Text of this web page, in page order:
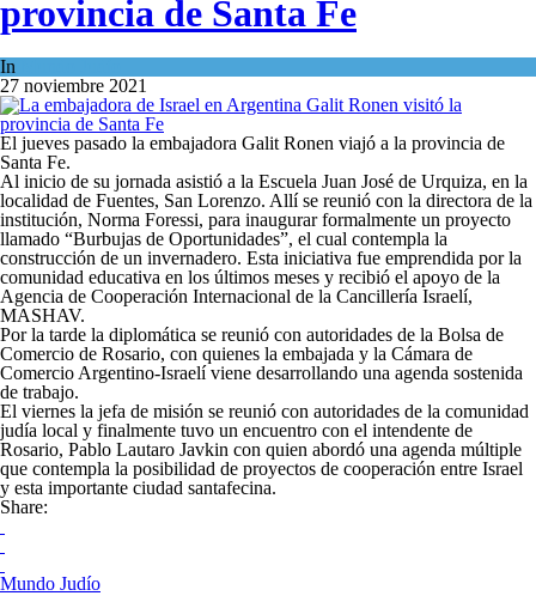
provincia de Santa Fe
In
27 noviembre 2021
El jueves pasado la embajadora Galit Ronen viajó a la provincia de
Santa Fe.
Al inicio de su jornada asistió a la Escuela Juan José de Urquiza, en la
localidad de Fuentes, San Lorenzo. Allí se reunió con la directora de la
institución, Norma Foressi, para inaugurar formalmente un proyecto
llamado “Burbujas de Oportunidades”, el cual contempla la
construcción de un invernadero. Esta iniciativa fue emprendida por la
comunidad educativa en los últimos meses y recibió el apoyo de la
Agencia de Cooperación Internacional de la Cancillería Israelí,
MASHAV.
Por la tarde la diplomática se reunió con autoridades de la Bolsa de
Comercio de Rosario, con quienes la embajada y la Cámara de
Comercio Argentino-Israelí viene desarrollando una agenda sostenida
de trabajo.
El viernes la jefa de misión se reunió con autoridades de la comunidad
judía local y finalmente tuvo un encuentro con el intendente de
Rosario, Pablo Lautaro Javkin con quien abordó una agenda múltiple
que contempla la posibilidad de proyectos de cooperación entre Israel
y esta importante ciudad santafecina.
Share:
Mundo Judío